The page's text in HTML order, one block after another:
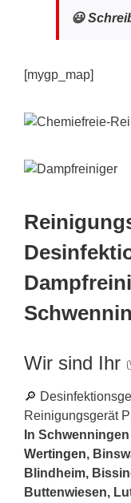
😃
[mygp_map]
Wir sind Ihr
🔎
Reinigungsgerät
In
Wertingen,
Blindheim,
Buttenwiesen,